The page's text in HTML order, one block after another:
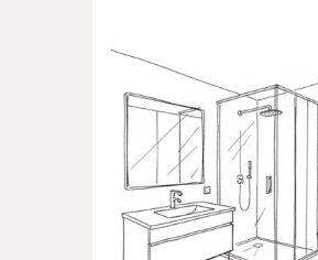
ŁAZIENKA
Produkty dedykowane do
łazienki